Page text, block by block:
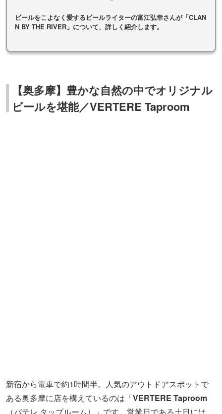
隅田川沿いのテラス席で飲むビールが最高！清澄白河
ビールをこよなく愛するビールライターの富江弘幸さんが「CLAN
N BY THE RIVER」について、詳しく紹介します。
ある奥多摩に店を構えているのは「VERTERE Taproom
（バテレ タップルーム）」です。営業日である土日には、